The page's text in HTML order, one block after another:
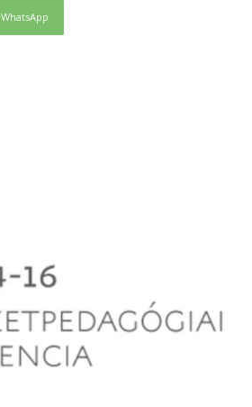
WhatsApp